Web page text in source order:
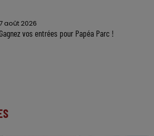
7 août 2026
Gagnez vos entrées pour Papéa Parc !